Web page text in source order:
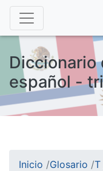
Diccionario
español -
Inicio /Glosario /T